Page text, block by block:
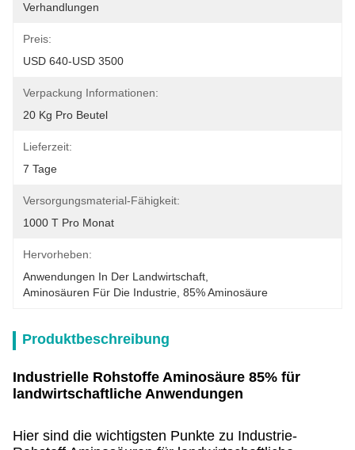
Verhandlungen
Preis:
USD 640-USD 3500
Verpackung Informationen:
20 Kg Pro Beutel
Lieferzeit:
7 Tage
Versorgungsmaterial-Fähigkeit:
1000 T Pro Monat
Hervorheben:
Anwendungen In Der Landwirtschaft
Aminosäuren Für Die Industrie 85% Aminosäure
Produktbeschreibung
Industrielle Rohstoffe Aminosäure 85% für
landwirtschaftliche Anwendungen
Hier sind die wichtigsten Punkte zu Industrie-